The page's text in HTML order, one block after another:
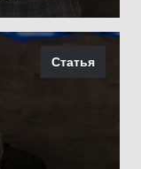
Статья